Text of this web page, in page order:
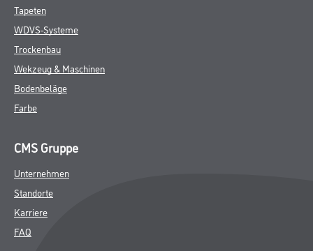
Tapeten
WDVS-Systeme
Trockenbau
Wekzeug & Maschinen
Bodenbeläge
Farbe
CMS Gruppe
Unternehmen
Standorte
Karriere
FAQ